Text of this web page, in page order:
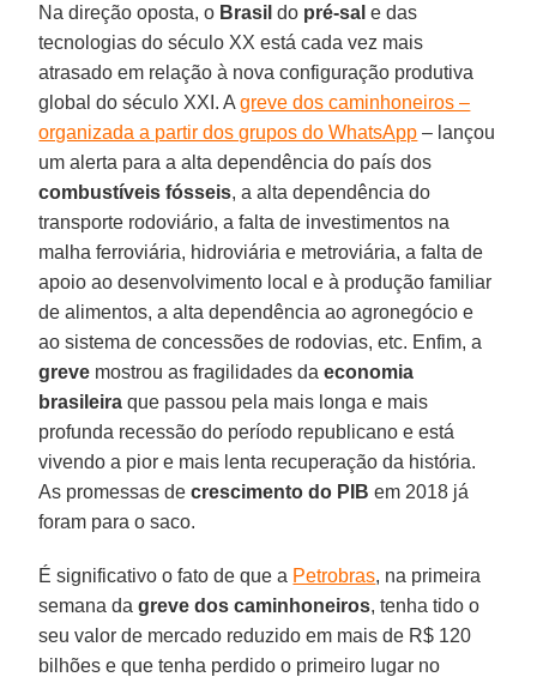
Na direção oposta, o Brasil do pré-sal e das
tecnologias do século XX está cada vez mais
atrasado em relação à nova configuração produtiva
global do século XXI. Agreve dos caminhoneiros –
organizada a partir dos grupos do WhatsApp – lançou
um alerta para a alta dependência do país dos
combustíveis fósseis, a alta dependência do
transporte rodoviário, a falta de investimentos na
malha ferroviária, hidroviária e metroviária, a falta de
apoio ao desenvolvimento local e à produção familiar
de alimentos, a alta dependência ao agronegócio e
ao sistema de concessões de rodovias, etc. Enfim, a
greve mostrou as fragilidades daeconomia
brasileira que passou pela mais longa e mais
profunda recessão do período republicano e está
vivendo a pior e mais lenta recuperação da história.
As promessas decrescimento do PIB em 2018 já
foram para o saco.
É significativo o fato de que a Petrobras, na primeira
semana dagreve dos caminhoneiros, tenha tido o
seu valor de mercado reduzido em mais de R$ 120
bilhões e que tenha perdido o primeiro lugar no